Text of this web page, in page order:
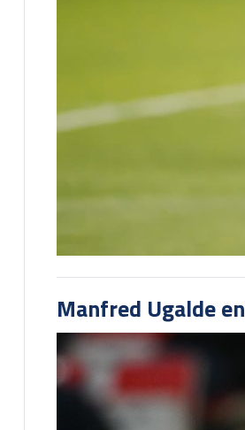
Manfred Ugalde